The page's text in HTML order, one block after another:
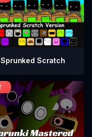
Sprunked Scratch